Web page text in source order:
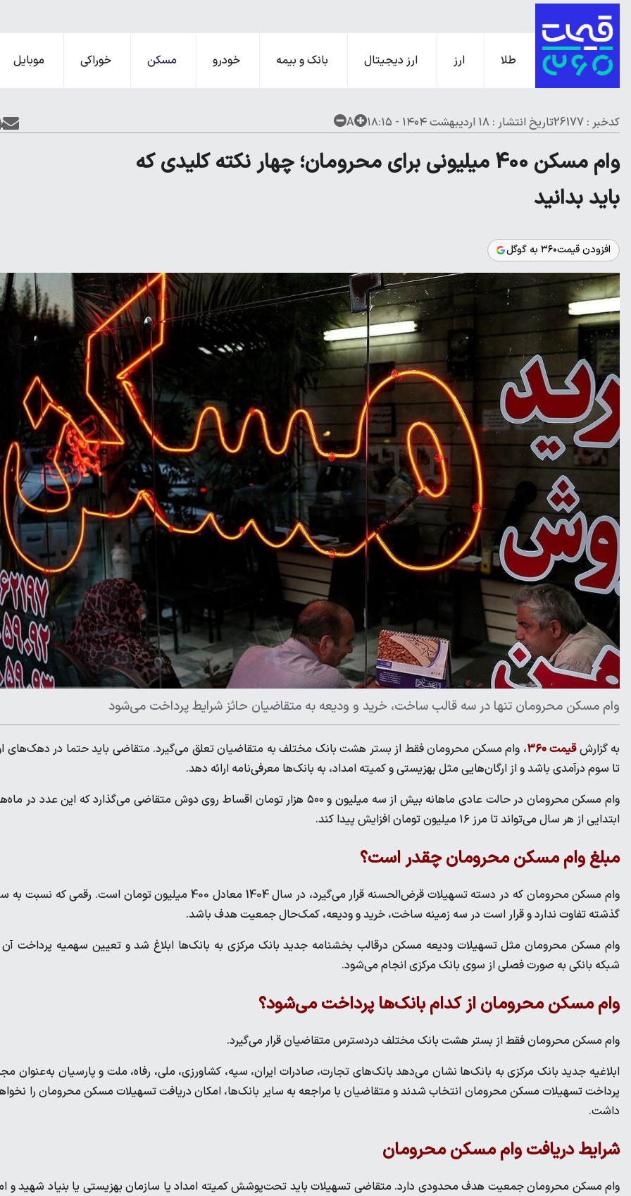
طلا ارز ارز دیجیتال بانک و بیمه خودرو مسکن خوراکی موبایل
کدخبر : 26177 تاریخ انتشار : ۱۸ اردیبهشت ۱۴۰۴ - ۱۸:۱۵ A
وام مسکن 400 میلیونی برای محرومان؛ چهار نکته کلیدی که
باید بدانید
افزودن قیمت۳۶۰ به گوگل
وام مسکن محرومان تنها در سه قالب ساخت، خرید و ‌ودیعه به متقاضیان حائز شرایط پرداخت می‌شود
به گزارشقیمت ۳۶۰
، وام مسکن محرومان فقط از بستر هشت بانک مختلف به متقاضیان تعلق می‌گیرد. متقاضی باید حتما در دهک‌های
تا سوم درآمدی باشد و از ارگان‌هایی مثل بهزیستی و کمیته امداد، به بانک‌ها معرفی‌نامه ارائه دهد.
وام مسکن محرومان در حالت عادی ماهانه بیش از سه میلیون و ۵۰۰ هزار تومان اقساط روی دوش متقاضی می‌گذارد که این عدد در
ابتدایی از هر سال می‌تواند تا مرز ۱۶ میلیون تومان افزایش پیدا کند.
مبلغ وام مسکن محرومان چقدر است؟
وام مسکن محرومان که در دسته تسهیلات قرض‌الحسنه قرار می‌گیرد، در سال 1404 معادل 400 میلیون تومان است. رقمی که
گذشته تفاوت ندارد و قرار است در سه زمینه ساخت، خرید و ‌ودیعه، کمک‌حال جمعیت هدف باشد.
وام مسکن محرومان مثل تسهیلات ودیعه مسکن درقالب بخشنامه جدید بانک مرکزی به بانک‌ها ابلاغ شد و تعیین سهمیه پرداخت آن
شبکه بانکی به صورت فصلی از سوی بانک مرکزی انجام می‌شود.
وام مسکن محرومان از کدام بانک‌ها پرداخت می‌شود؟
وام مسکن محرومان فقط از بستر هشت بانک مختلف دردسترس متقاضیان قرار می‌گیرد.
ابلاغیه جدید بانک مرکزی به بانک‌ها نشان می‌دهد بانک‌های تجارت، صادرات ایران، سپه، کشاورزی، ملی، رفاه، ملت و پارسیان به‌عنوان
پرداخت تسهیلات مسکن محرومان انتخاب شدند و متقاضیان با مراجعه به سایر بانک‌ها، امکان دریافت تسهیلات مسکن محرومان را
داشت.
شرایط دریافت وام مسکن محرومان
وام مسکن محرومان جمعیت هدف محدودی دارد. متقاضی تسهیلات باید تحت‌پوشش کمیته امداد یا سازمان بهزیستی یا بنیاد شهید و